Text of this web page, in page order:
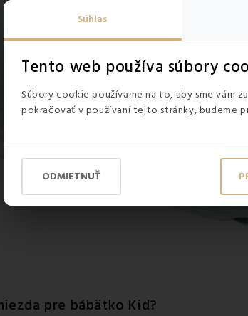
Súhlas
Tento web používa súbory
Súbory cookie používame na to, aby sme vám
pokračovať v používaní tejto stránky, budeme
ODMIETNUŤ
pre bábätko Kid?